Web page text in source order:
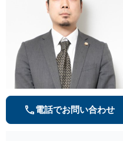
電話でお問い合わせ